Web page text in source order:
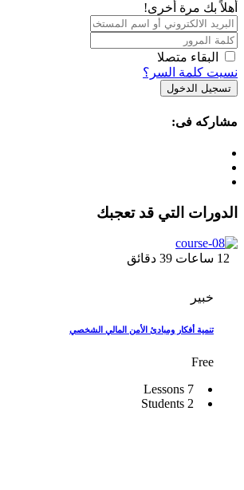
أهلاً بك مرة أخرى!
البقاء متصلا
نسيت كلمة السر؟
تسجيل الدخول
مشاركه فى:
الدورات التي قد تعجبك
ساعات دقائق
خبير
تنمية أفكار ومبادئ الأمن المالي الشخصي
Free
7 Lessons
2 Students